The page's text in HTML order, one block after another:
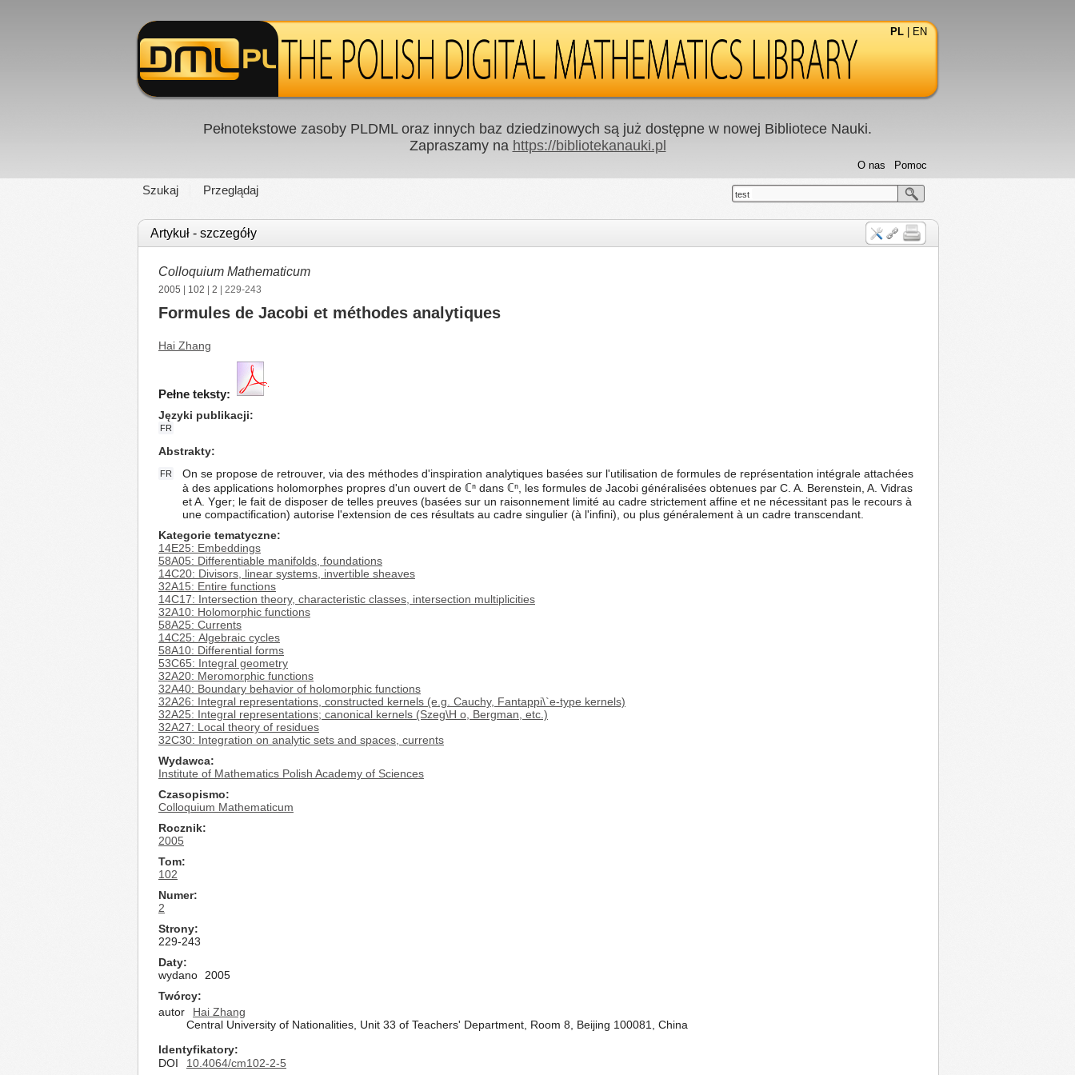
PL EN
Pełnotekstowe zasoby PLDML oraz innych baz dziedzinowych są już dostępne w nowej Bibliotece Nauki.
Zapraszamy na https://bibliotekanauki.pl
Szukaj Przeglądaj
Pomoc
O nas
test
Artykuł - szczegóły
Colloquium Mathematicum
2005 102 2 | 229-243
Formules de Jacobi et méthodes analytiques
Hai Zhang
Pełne teksty:
Języki publikacji
FR
Abstrakty
FR
On se propose de retrouver, via des méthodes d'inspiration analytiques basées sur l'utilisation de formules de représentation intégrale attachées
à des applications holomorphes propres d'un ouvert de ℂⁿ dans ℂⁿ, les formules de Jacobi généralisées obtenues par C. A. Berenstein, A. Vidras
et A. Yger; le fait de disposer de telles preuves (basées sur un raisonnement limité au cadre strictement affine et ne nécessitant pas le recours à
une compactification) autorise l'extension de ces résultats au cadre singulier (à l'infini), ou plus généralement à un cadre transcendant.
Kategorie tematyczne
14E25: Embeddings
58A05: Differentiable manifolds, foundations
14C20: Divisors, linear systems, invertible sheaves
32A15: Entire functions
14C17: Intersection theory, characteristic classes, intersection multiplicities
32A10: Holomorphic functions
58A25: Currents
14C25: Algebraic cycles
58A10: Differential forms
53C65: Integral geometry
32A20: Meromorphic functions
32A40: Boundary behavior of holomorphic functions
32A26: Integral representations, constructed kernels (e.g. Cauchy, Fantappi\`e-type kernels)
32A25: Integral representations; canonical kernels (Szeg\H o, Bergman, etc.)
32A27: Local theory of residues
32C30: Integration on analytic sets and spaces, currents
Wydawca
Institute of Mathematics Polish Academy of Sciences
Czasopismo
Colloquium Mathematicum
Rocznik
2005
Tom
102
Numer
2
Strony
229-243
Daty
wydano
2005
Twórcy
autor
Hai Zhang
Central University of Nationalities, Unit 33 of Teachers' Department, Room 8, Beijing 100081, China
Identyfikatory
DOI
10.4064/cm102-2-5